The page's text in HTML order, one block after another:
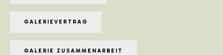
GALERIEVERTRAG
GALERIE ZUSAMMENARBEIT